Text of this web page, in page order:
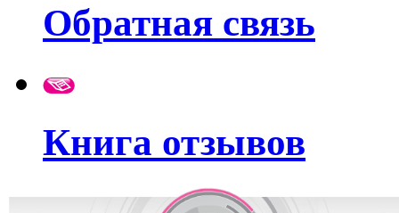
Обратная связь
Книга отзывов